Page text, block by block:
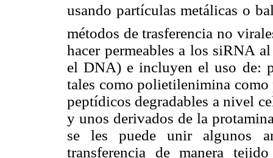
usando partículas metálicas o
métodos de trasferencia no
hacer permeables a los siRNA
el DNA) e incluyen el uso de:
tales como polietilenimina
peptídicos degradables a nivel
y unos derivados de la
se les puede unir algunos
transferencia de manera